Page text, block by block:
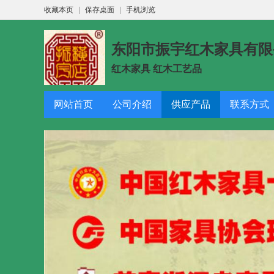
收藏本页 保存桌面 手机浏览
东阳市振宇红木家具有
红木家具 红木工艺品
网站首页 公司介绍 供应产品 联系方式